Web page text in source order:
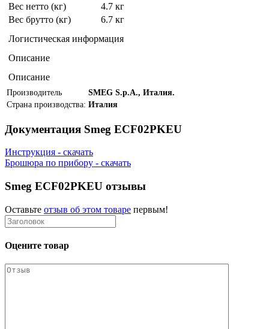
Вес нетто (кг)
4.7 кг
Вес брутто (кг)
6.7 кг
Логистическая информация
Описание
Описание
Производитель
SMEG S.p.A., Италия.
Страна производства: Италия
Документация Smeg ECF02PKEU
Инструкция - скачать
Брошюра по прибору - скачать
Smeg ECF02PKEU отзывы
Оставьте отзыв об этом товаре первым!
Оцените товар